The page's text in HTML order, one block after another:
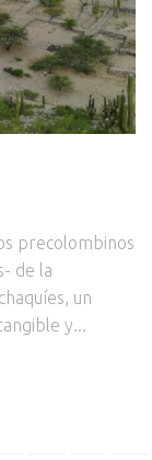
precolombinos
de la
un
y...